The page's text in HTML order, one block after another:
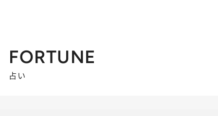
FORTUNE
占い